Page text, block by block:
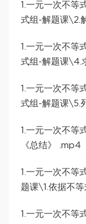
1.一元一次不等
式组-解题课\2.
1.一元一次不等
式组-解题课\4.
1.一元一次不等
式组-解题课\5.
1.一元一次不等
《总结》 .mp4
1.一元一次不等
题课\1.依据不
1.一元一次不等